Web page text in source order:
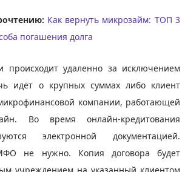
Как вернуть микрозайм: ТОП 3
погашения долга
происходит удаленно за исключением
идёт о крупных суммах либо клиент
компании, работающей
Во время онлайн-кредитования
электронной документацией.
не нужно. Копия договора будет